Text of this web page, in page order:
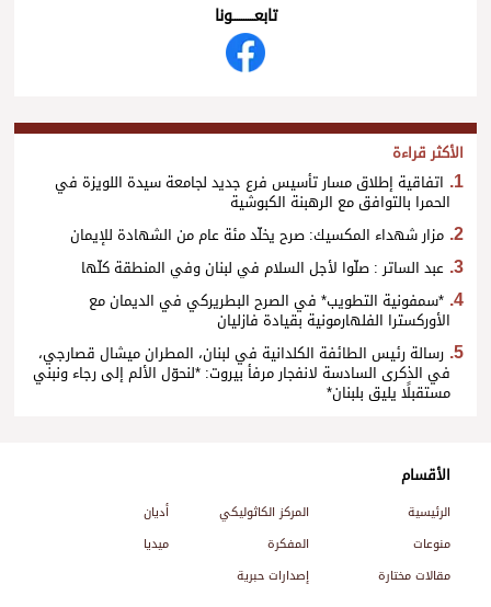
تابعــــــــــونا
الأكثر قراءة
اتفاقية إطلاق مسار تأسيس فرع جديد لجامعة سيدة اللويزة في
الحمرا بالتوافق مع الرهبنة الكبوشية
مزار شهداء المكسيك: صرح يخلّد مئة عام من الشهادة للإيمان
عبد الساتر : صلّوا لأجل السلام في لبنان وفي المنطقة كلّها
*سمفونية التطويب* في الصرح البطريركي في الديمان مع
الأوركسترا الفلهارمونية بقيادة فازليان
رسالة رئيس الطائفة الكلدانية في لبنان، المطران ميشال قصارجي،
في الذكرى السادسة لانفجار مرفأ بيروت: *لنحوّل الألم إلى رجاء ونبني
مستقبلًا يليق بلبنان*
الأقسام
الرئيسية المركز الكاثوليكي
أديان
منوعات
المفكرة
ميديا
مقالات مختارة
إصدارات حبرية